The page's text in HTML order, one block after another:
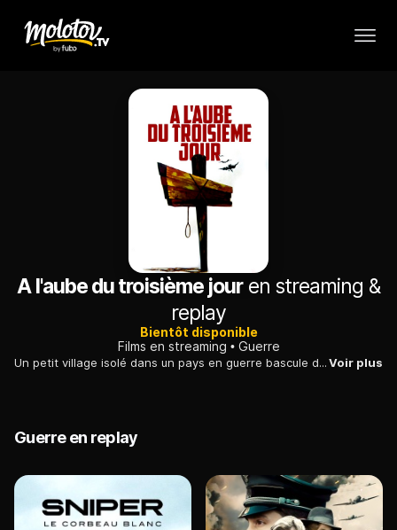
A l'aube du troisième jouren streaming &
replay
Bientôt disponible
Films en streaming
Guerre
Un petit village isolé dans un pays en guerre bascule dans l'horreur quand un soldat ennemi est tué. L'officier qui commande le détachement exige que le coupable lui soit livré.Voir plus
Guerre en replay